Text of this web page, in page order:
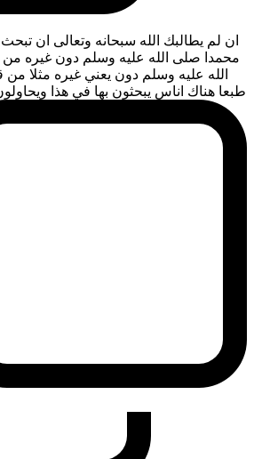
ان لم يطالبك الله سبحانه وتعالى ان
محمدا صلى الله عليه وسلم دون غيره من
الله عليه وسلم دون يعني غيره مثلا من
طبعا هناك اناس يبحثون بها في هذا ويحاولون